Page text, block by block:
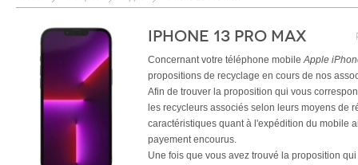
iPhone 13 Pro Max
Concernant votre téléphone mobileApple
propositions de recyclage en cours de nos
Afin de trouver la proposition qui vous
les recycleurs associés selon leurs moyens de
caractéristiques quant à l'expédition du mobile
payement encourus.
Une fois que vous avez trouvé la proposition